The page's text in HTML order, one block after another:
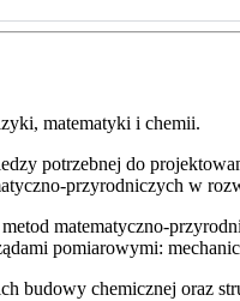
matematyki i chemii.
potrzebnej do
przyrodniczych w
matematyczno-
pomiarowymi:
budowy chemicznej oraz